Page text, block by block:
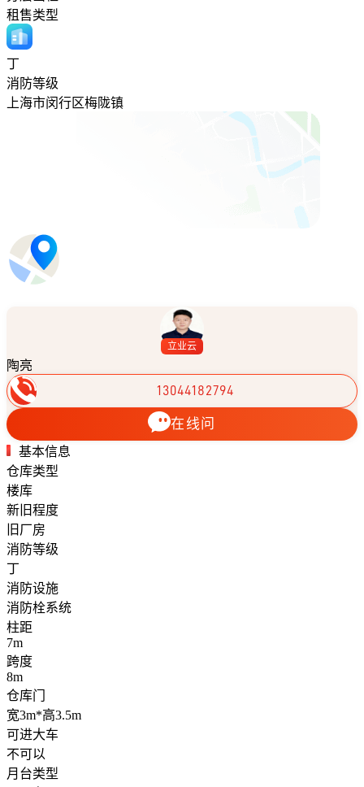
租售类型
丁
消防等级
上海市闵行区梅陇镇
立业云
陶亮
13044182794
在线问
基本信息
仓库类型
楼库
新旧程度
旧厂房
消防等级
丁
消防设施
消防栓系统
柱距
7m
跨度
8m
仓库门
宽3m*高3.5m
可进大车
不可以
月台类型